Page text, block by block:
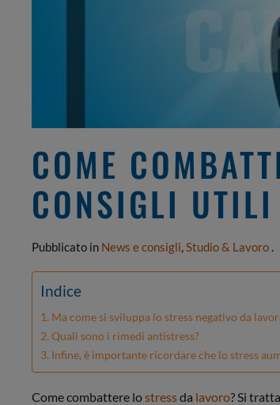
COME
CONSIGLI UTILI
Pubblicato in News e consigli,Studio & Lavoro .
Indice
Ma come si sviluppa lo stress negativo da
Quali sono i rimedi antistress?
Infine, è importante ricordare che lo stress
Come combattere lostressda lavoro? Si